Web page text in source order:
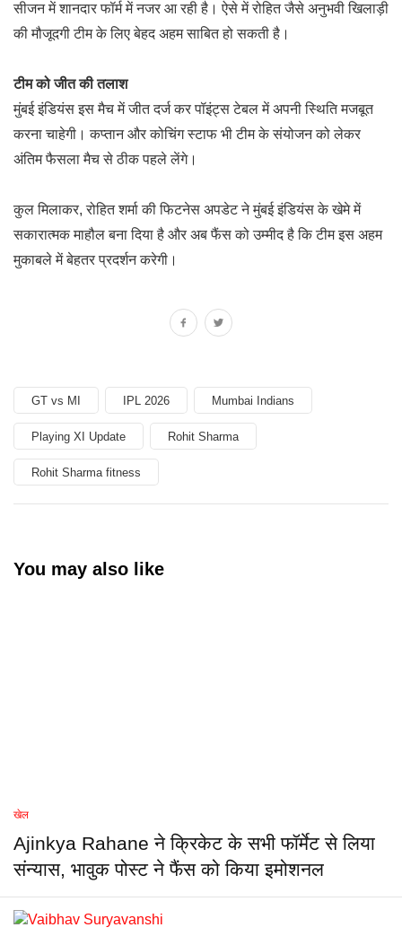
सीजन में शानदार फॉर्म में नजर आ रही है। ऐसे में रोहित जैसे अनुभवी खिलाड़ी
की मौजूदगी टीम के लिए बेहद अहम साबित हो सकती है।
टीम को जीत की तलाश
मुंबई इंडियंस इस मैच में जीत दर्ज कर पॉइंट्स टेबल में अपनी स्थिति मजबूत
करना चाहेगी। कप्तान और कोचिंग स्टाफ भी टीम के संयोजन को लेकर
अंतिम फैसला मैच से ठीक पहले लेंगे।
कुल मिलाकर, रोहित शर्मा की फिटनेस अपडेट ने मुंबई इंडियंस के खेमे में
सकारात्मक माहौल बना दिया है और अब फैंस को उम्मीद है कि टीम इस अहम
मुकाबले में बेहतर प्रदर्शन करेगी।
GT vs MI IPL 2026 Mumbai Indians
Playing XI Update Rohit Sharma
Rohit Sharma fitness
You may also like
खेल
Ajinkya Rahane ने क्रिकेट के सभी फॉर्मेट से लिया
संन्यास, भावुक पोस्ट ने फैंस को किया इमोशनल